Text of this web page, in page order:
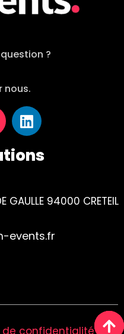
?
nous.
GAULLE 94000 CRETEIL
events.fr
de confidentialité